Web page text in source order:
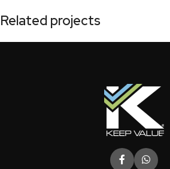
Related projects